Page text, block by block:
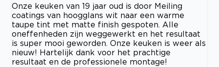
Onze keuken van 19 jaar oud is door Meiling
coatings van hoogglans wit naar een warme
taupe tint met matte finish gespoten. Alle
oneffenheden zijn weggewerkt en het resultaat
is super mooi geworden. Onze keuken is weer als
nieuw! Hartelijk dank voor het prachtige
resultaat en de professionele montage!